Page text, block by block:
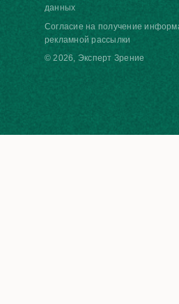
данных
Согласие на получение
рекламной рассылки
© 2026, Эксперт Зрение